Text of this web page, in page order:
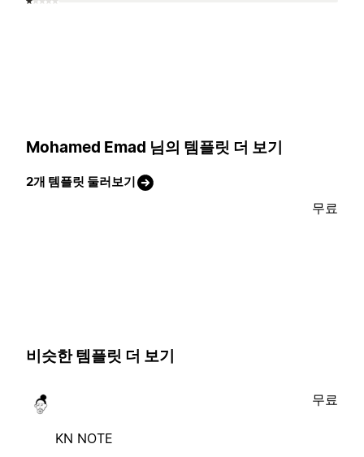
Mohamed Emad 님의 템플릿 더 보기
2개 템플릿 둘러보기
무료
비슷한 템플릿 더 보기
KN NOTE
무료